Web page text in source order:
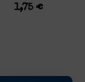
1,75€